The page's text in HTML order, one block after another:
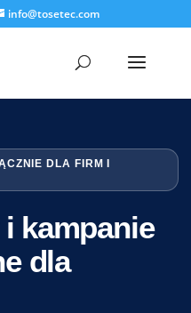
info@tosetec.com
DLA FIRM I
kampanie
dla